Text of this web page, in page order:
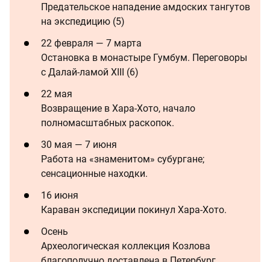
Предательское нападение амдоских тангутов
на экспедицию (5)
22 февраля — 7 марта
Остановка в монастыре Гумбум. Переговоры
с Далай-ламой XIII (6)
22 мая
Возвращение в Хара-Хото, начало
полномасштабных раскопок.
30 мая — 7 июня
Работа на «знаменитом» субургане;
сенсационные находки.
16 июня
Караван экспедиции покинул Хара-Хото.
Осень
Археологическая коллекция Козлова